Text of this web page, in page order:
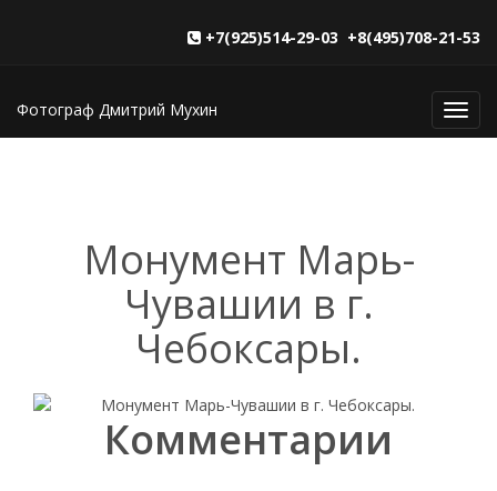
+7(925)514-29-03 +8(495)708-21-53
Фотограф Дмитрий Мухин
Монумент Марь-
Чувашии в г.
Чебоксары.
Комментарии